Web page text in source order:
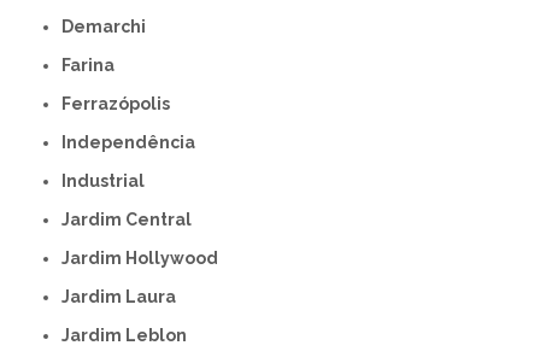
Demarchi
Farina
Ferrazópolis
Independência
Industrial
Jardim Central
Jardim Hollywood
Jardim Laura
Jardim Leblon